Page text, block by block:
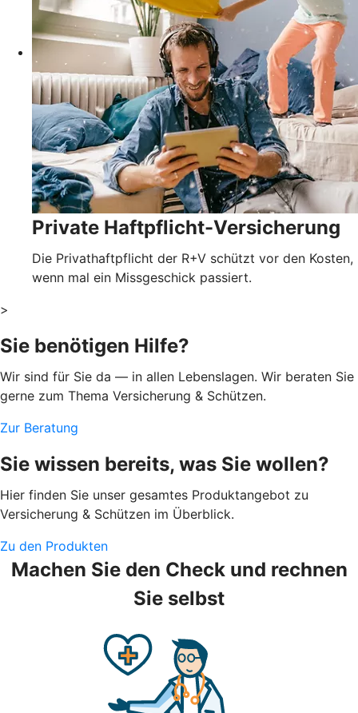
Private Haftpflicht-Versicherung
Die Privathaftpflicht der R+V schützt vor den Kosten,
wenn mal ein Missgeschick passiert.
>
Sie benötigen Hilfe?
Wir sind für Sie da — in allen Lebenslagen. Wir beraten Sie
gerne zum Thema Versicherung & Schützen.
Zur Beratung
Sie wissen bereits, was Sie wollen?
Hier finden Sie unser gesamtes Produktangebot zu
Versicherung & Schützen im Überblick.
Zu den Produkten
Machen Sie den Check und rechnen
Sie selbst